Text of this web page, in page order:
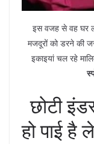
इस वजह से वह घर
मजदूरों को डरने की
इकाइयां चल रहे
छोटी
हो पाई है